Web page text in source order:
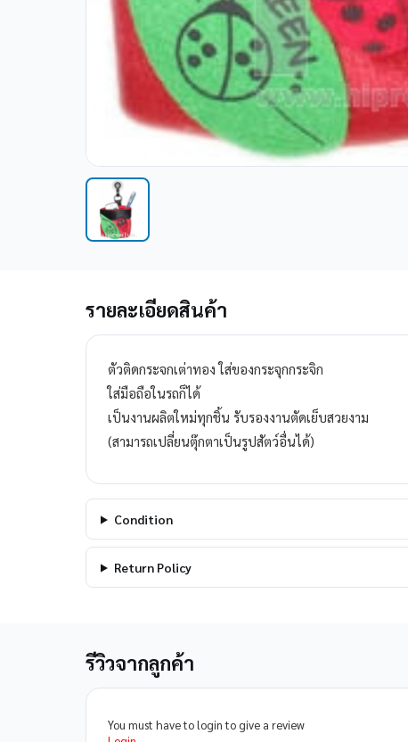
รายละเอียดสินค้า
ตัวติดกระจกเต่าทอง ใส่ของกระจุกกระจิก
ใส่มือถือในรถก็ได้
เป็นงานผลิตใหม่ทุกชิ้น รับรองงานตัดเย็บสวยงาม
(สามารถเปลี่ยนตุ๊กตาเป็นรูปสัตว์อื่นได้)
Condition
Return Policy
รีวิวจากลูกค้า
You must have to login to give a review